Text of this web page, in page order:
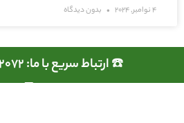
4 نوامبر, 2024 بدون دیدگاه
☎️ ارتباط سریع با ما: 2072 - 346 - 0911